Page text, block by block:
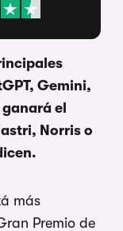
Gemini,
el
Norris o
más
Premio de